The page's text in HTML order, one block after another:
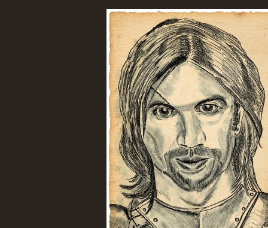
RODOKMENY - GENEALOGY
KRONIKA - CHRONICLE
FOR ENGLISH READERS